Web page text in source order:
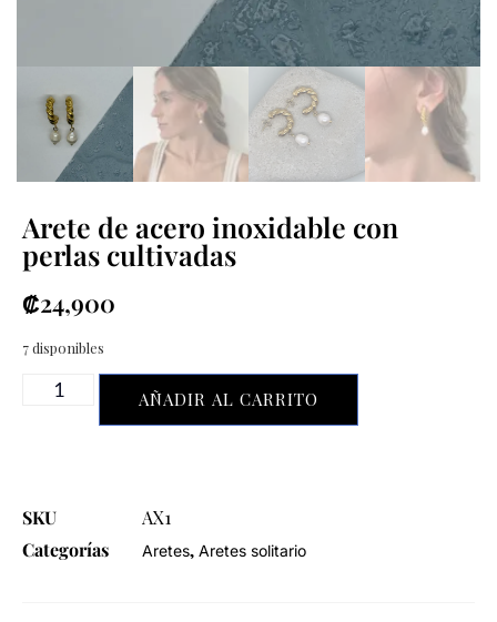
Arete de acero inoxidable con
perlas cultivadas
₡24,900
7 disponibles
AÑADIR AL CARRITO
SKU
AX1
Categorías
Aretes, Aretes solitario